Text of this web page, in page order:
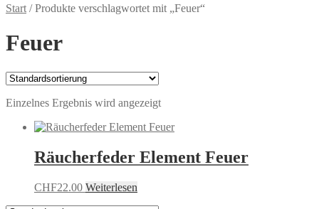
Start /Produkte verschlagwortet mit „Feuer“
Feuer
Einzelnes Ergebnis wird angezeigt
Räucherfeder Element Feuer
CHF22.00 Weiterlesen